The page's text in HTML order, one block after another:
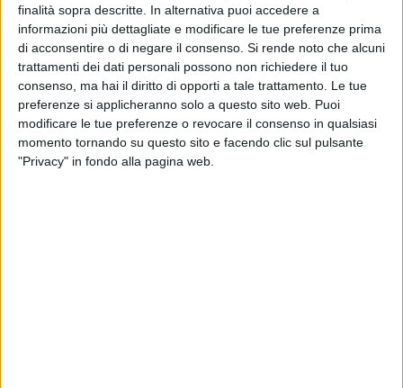
finalità sopra descritte. In alternativa puoi accedere a
informazioni più dettagliate e modificare le tue preferenze prima
di acconsentire o di negare il consenso. Si rende noto che alcuni
trattamenti dei dati personali possono non richiedere il tuo
consenso, ma hai il diritto di opporti a tale trattamento. Le tue
preferenze si applicheranno solo a questo sito web. Puoi
modificare le tue preferenze o revocare il consenso in qualsiasi
momento tornando su questo sito e facendo clic sul pulsante
"Privacy" in fondo alla pagina web.
L'ingresso in sala
L'uso della mascherina
Il buffet e il cibo
L'organizzazione dei tavoli
I gruppi musicali
I balli
La distribuzione delle bomboniere
Gli obblighi della struttura